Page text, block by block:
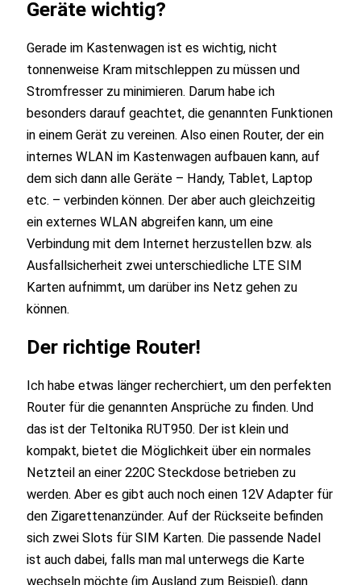
Geräte wichtig?
Gerade im Kastenwagen ist es wichtig, nicht
tonnenweise Kram mitschleppen zu müssen und
Stromfresser zu minimieren. Darum habe ich
besonders darauf geachtet, die genannten Funktionen
in einem Gerät zu vereinen. Also einen Router, der ein
internes WLAN im Kastenwagen aufbauen kann, auf
dem sich dann alle Geräte – Handy, Tablet, Laptop
etc. – verbinden können. Der aber auch gleichzeitig
ein externes WLAN abgreifen kann, um eine
Verbindung mit dem Internet herzustellen bzw. als
Ausfallsicherheit zwei unterschiedliche LTE SIM
Karten aufnimmt, um darüber ins Netz gehen zu
können.
Der richtige Router!
Ich habe etwas länger recherchiert, um den perfekten
Router für die genannten Ansprüche zu finden. Und
das ist der Teltonika RUT950. Der ist klein und
kompakt, bietet die Möglichkeit über ein normales
Netzteil an einer 220C Steckdose betrieben zu
werden. Aber es gibt auch noch einen 12V Adapter für
den Zigarettenanzünder. Auf der Rückseite befinden
sich zwei Slots für SIM Karten. Die passende Nadel
ist auch dabei, falls man mal unterwegs die Karte
wechseln möchte (im Ausland zum Beispiel), dann